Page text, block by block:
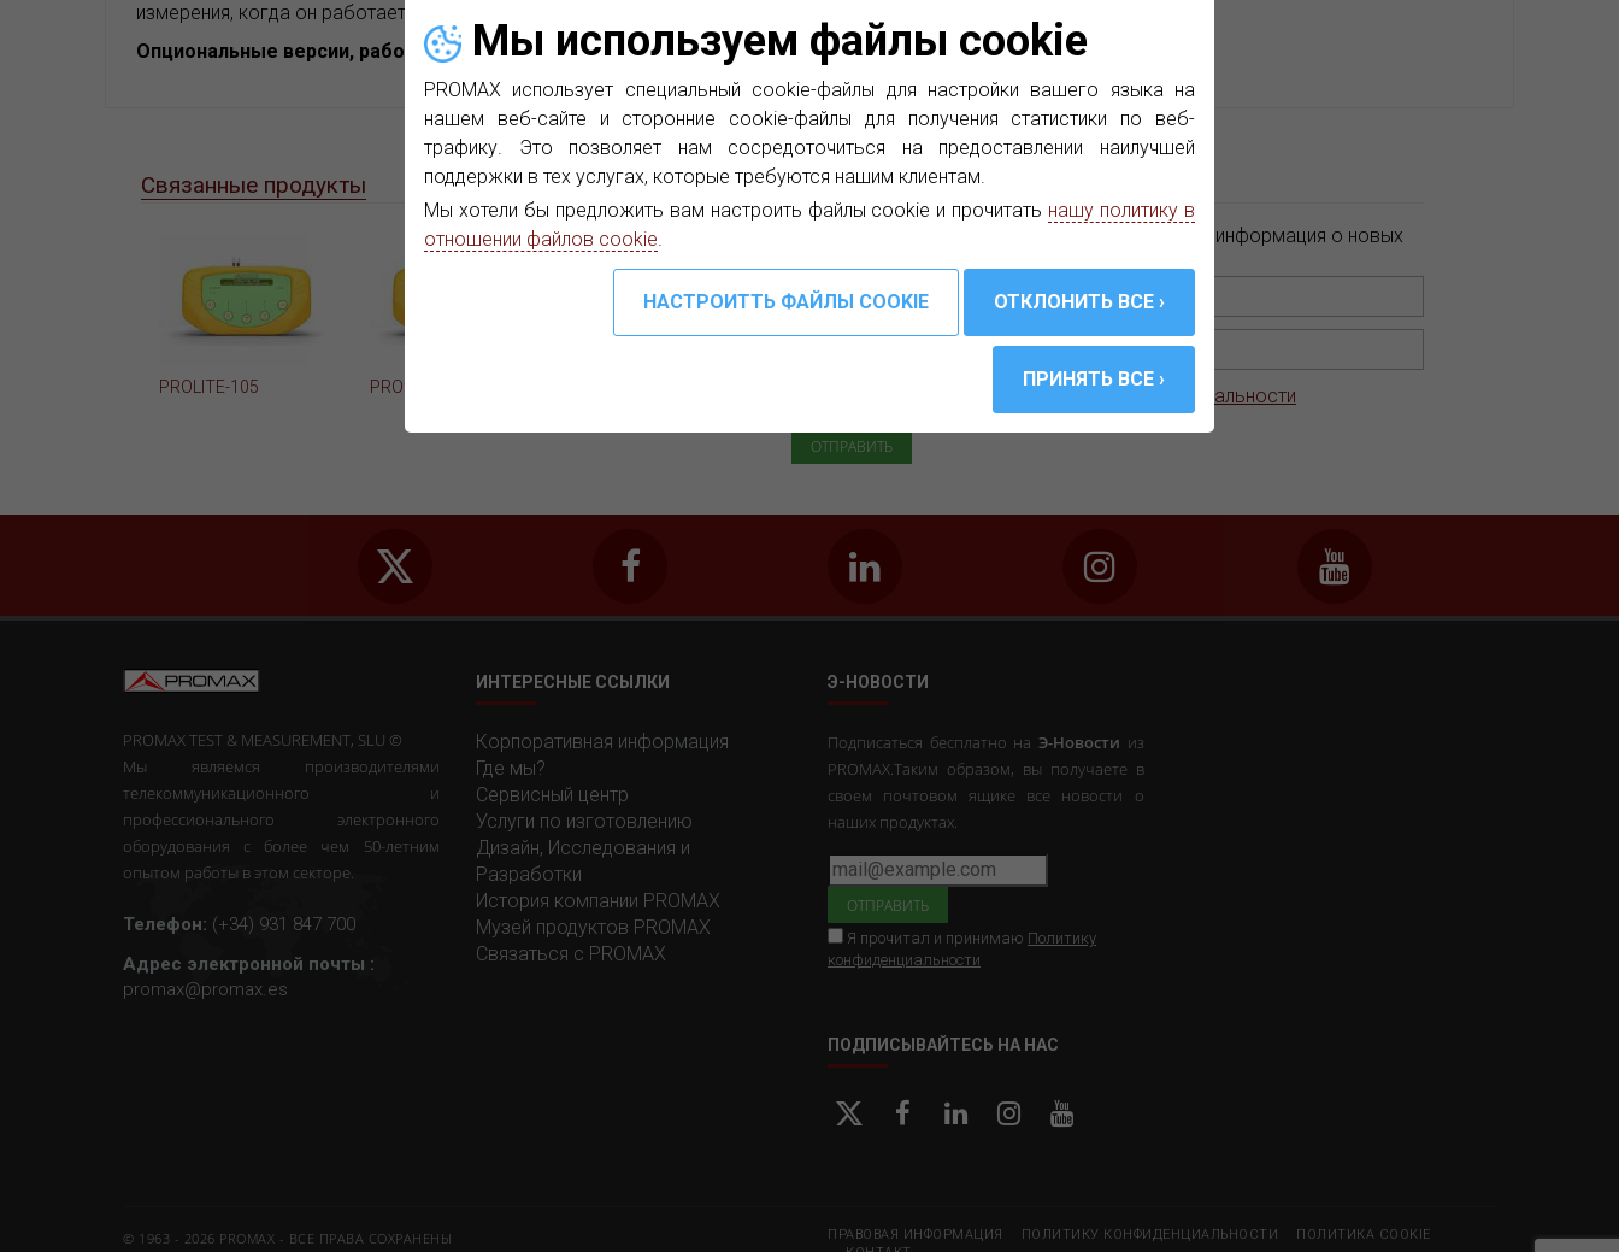
Мы используем файлы cookie
PROMAX использует специальный cookie-файлы для настройки вашего языка на
нашем веб-сайте и сторонние cookie-файлы для получения статистики по веб-
трафику. Это позволяет нам сосредоточиться на предоставлении наилучшей
поддержки в тех услугах, которые требуются нашим клиентам.
Мы хотели бы предложить вам настроить файлы cookie и прочитать нашу политику в
отношении файлов cookie.
измерения, когда он работает вместе с
Опциональные версии, работающие на: 1310, 1550 и 1625 нм.
Связанные продукты
PROLITE-105 PROLITE-105 US
Подпишитесь на наш e-News
Специальные предложения, рекламные акции и информация о новых
Политику конфиденциальности
PROMAX TEST & MEASUREMENT, SLU ©
Мы являемся производителями
телекоммуникационного и
профессионального электронного
оборудования с более чем 50-летним
опытом работы в этом секторе.
Телефон: (+34) 931 847 700
Адрес электронной почты :
promax@promax.es
ИНТЕРЕСНЫЕ ССЫЛКИ
Корпоративная информация
Где мы?
Сервисный центр
Услуги по изготовлению
Дизайн, Исследования и
Разработки
История компании PROMAX
Музей продуктов PROMAX
Связаться с PROMAX
Э-НОВОСТИ
Подписаться бесплатно на Э-Новости из
PROMAX.Таким образом, вы получаете в
своем почтовом ящике все новости о
наших продуктах.
Я прочитал и принимаю Политику
конфиденциальности
ПОДПИСЫВАЙТЕСЬ НА НАС
© 1963 - 2026 PROMAX - ВСЕ ПРАВА СОХРАНЕНЫ ПРАВОВАЯ ИНФОРМАЦИЯ ПОЛИТИКУ КОНФИДЕНЦИАЛЬНОСТИ
ПОЛИТИКА COOKIE